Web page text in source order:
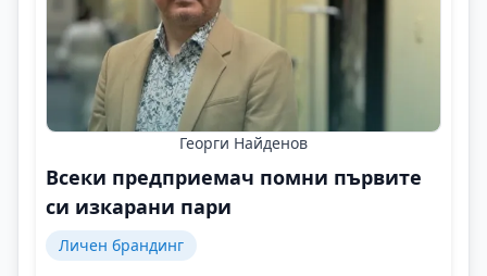
Георги Найденов
Всеки предприемач помни първите
си изкарани пари
Личен брандинг